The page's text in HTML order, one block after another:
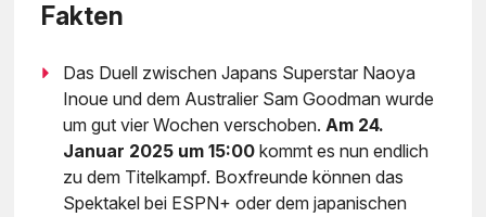
Fakten
Das Duell zwischen Japans Superstar Naoya
Inoue und dem Australier Sam Goodman wurde
um gut vier Wochen verschoben.Am 24.
Januar 2025 um 15:00 kommt es nun endlich
zu dem Titelkampf. Boxfreunde können das
Spektakel bei ESPN+ oder dem japanischen